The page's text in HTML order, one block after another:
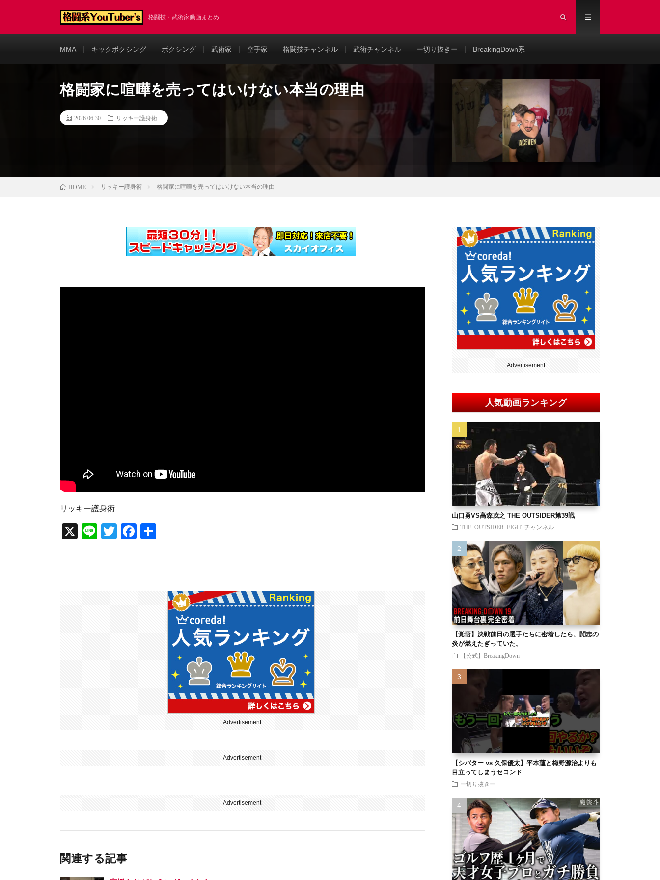
格闘技・武術家動画まとめ
MMA キックボクシング ボクシング 武術家 空手家 格闘技チャンネル 武術チャンネル ー切り抜きー BreakingDown系
格闘家に喧嘩を売ってはいけない本当の理由
2026.06.30 リッキー護身術
HOME リッキー護身術 格闘家に喧嘩を売ってはいけない本当の理由
リッキー護身術
X
Li
T
F
Advertisement
Advertisement
Advertisement
関連する記事
Advertisement
人気動画ランキング
山口勇VS高森茂之 THE OUTSIDER第39戦
THE OUTSIDER FIGHTチャンネル
【覚悟】決戦前日の選手たちに密着したら、闘志の
炎が燃えたぎっていた。
【公式】BreakingDown
【シバター vs 久保優太】平本蓮と梅野源治よりも
目立ってしまうセコンド
ー切り抜きー